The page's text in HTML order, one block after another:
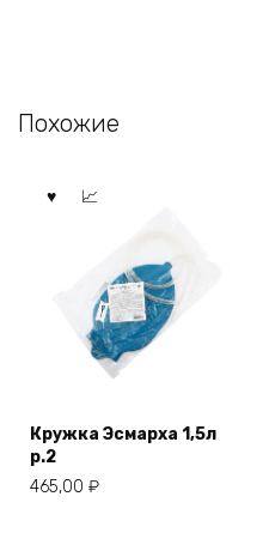
Похожие
Кружка Эсмарха 1,5л
p.2
465,00 ₽